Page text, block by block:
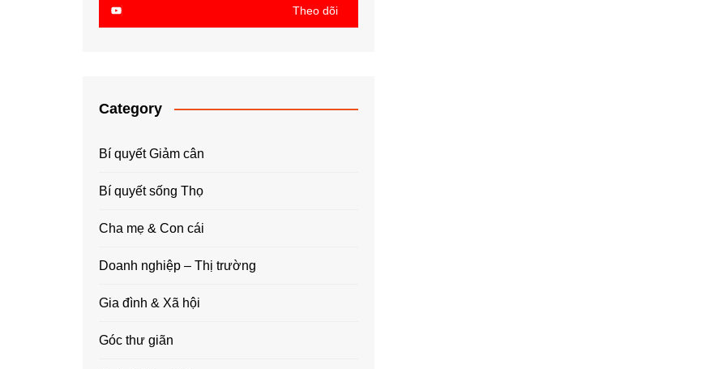
Theo dõi
Category
Bí quyết Giảm cân
Bí quyết sống Thọ
Cha mẹ & Con cái
Doanh nghiệp – Thị trường
Gia đình & Xã hội
Góc thư giãn